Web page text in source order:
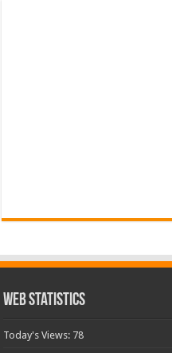
Web Statistics
Today's Views: 78